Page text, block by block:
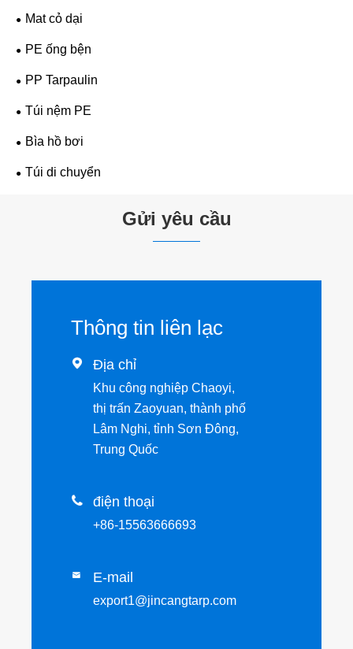
Mat cỏ dại
PE ống bện
PP Tarpaulin
Túi nệm PE
Bìa hồ bơi
Túi di chuyển
Gửi yêu cầu
Thông tin liên lạc
 Địa chỉ
Khu công nghiệp Chaoyi,
thị trấn Zaoyuan, thành phố
Lâm Nghi, tỉnh Sơn Đông,
Trung Quốc
 điện thoại
+86-15563666693
 E-mail
export1@jincangtarp.com